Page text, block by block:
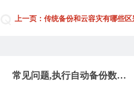
上一页：传统备份和云容灾有哪些
常见问题,执行自动备份数据的工具哪个好？这9款备份软件值得尝试，快快收藏起来！